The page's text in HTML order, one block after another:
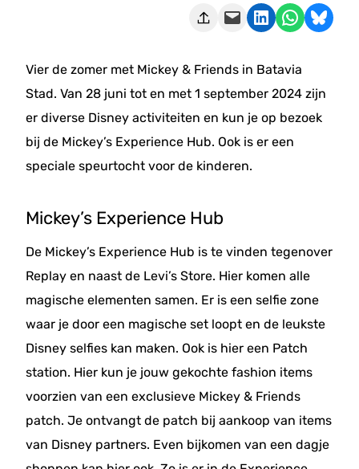
Deze pagina e-mailen Delen op LinkedIn Delen via WhatsApp Share on Bluesky
Vier de zomer met Mickey & Friends in Batavia
Stad. Van 28 juni tot en met 1 september 2024 zijn
er diverse Disney activiteiten en kun je op bezoek
bij de Mickey’s Experience Hub. Ook is er een
speciale speurtocht voor de kinderen.
Mickey’s Experience Hub
De Mickey’s Experience Hub is te vinden tegenover
Replay en naast de Levi’s Store. Hier komen alle
magische elementen samen. Er is een selfie zone
waar je door een magische set loopt en de leukste
Disney selfies kan maken. Ook is hier een Patch
station. Hier kun je jouw gekochte fashion items
voorzien van een exclusieve Mickey & Friends
patch. Je ontvangt de patch bij aankoop van items
van Disney partners. Even bijkomen van een dagje